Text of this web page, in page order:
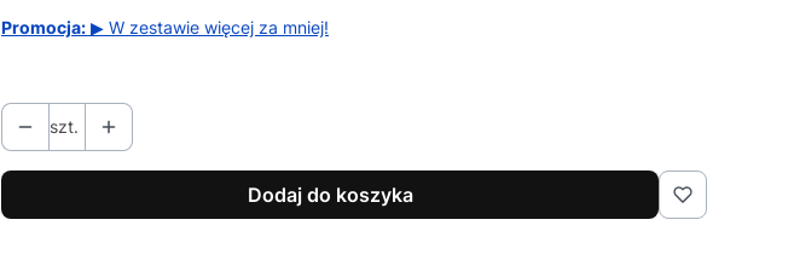
Promocja: ▶ W zestawie więcej za mniej!
szt.
Dodaj do koszyka